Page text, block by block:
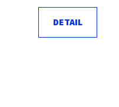
DETAIL